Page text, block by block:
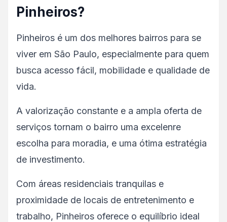
Pinheiros?
Pinheiros é um dos melhores bairros para se
viver em São Paulo, especialmente para quem
busca acesso fácil, mobilidade e qualidade de
vida.
A valorização constante e a ampla oferta de
serviços tornam o bairro uma excelenre
escolha para moradia, e uma ótima estratégia
de investimento.
Com áreas residenciais tranquilas e
proximidade de locais de entretenimento e
trabalho, Pinheiros oferece o equilíbrio ideal